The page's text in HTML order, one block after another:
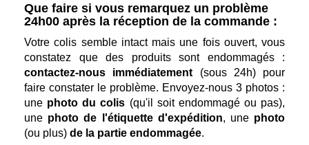
Que faire si vous remarquez un problème
24h00 après la réception de la commande :
Votre colis semble intact mais une fois ouvert, vous
constatez que des produits sont endommagés :
contactez-nous immédiatement (sous 24h) pour
faire constater le problème. Envoyez-nous 3 photos :
une photo du colis (qu'il soit endommagé ou pas),
une photo de l'étiquette d'expédition, une photo
(ou plus) de la partie endommagée.